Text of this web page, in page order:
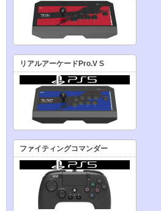
リアルアーケードPro.V S
ファイティングコマンダー